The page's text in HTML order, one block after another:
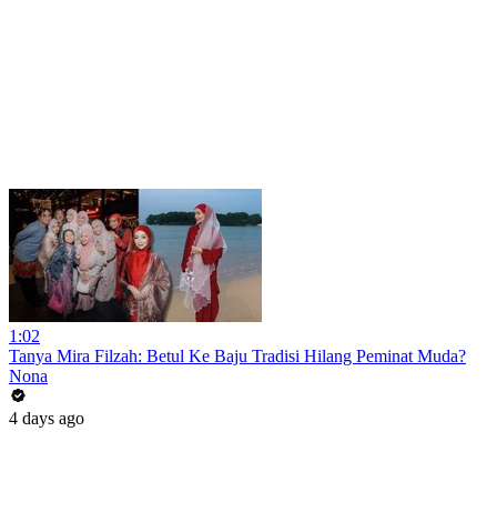
1:02
Tanya Mira Filzah: Betul Ke Baju Tradisi Hilang Peminat Muda?
Nona
4 days ago